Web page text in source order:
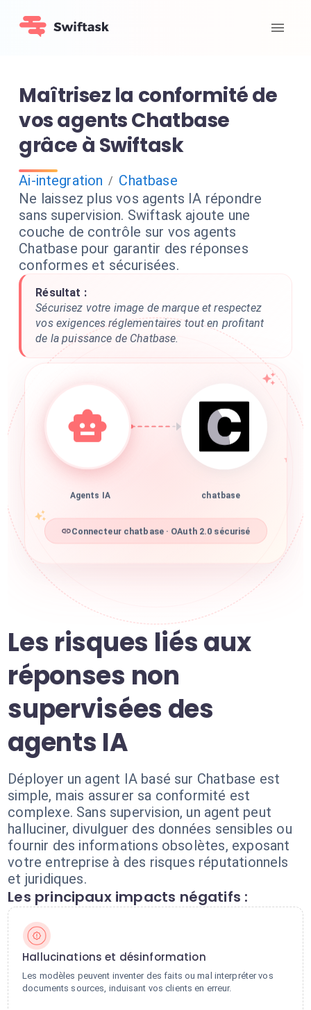
Maîtrisez la conformité de
vos agents Chatbase
grâce à Swiftask
Ai-integration / Chatbase
Ne laissez plus vos agents IA répondre
sans supervision. Swiftask ajoute une
couche de contrôle sur vos agents
Chatbase pour garantir des réponses
conformes et sécurisées.
Résultat :
Sécurisez votre image de marque et respectez
vos exigences réglementaires tout en profitant
de la puissance de Chatbase.
Agents IA chatbase
Connecteur chatbase · OAuth 2.0 sécurisé
Les risques liés aux
réponses non
supervisées des
agents IA
Déployer un agent IA basé sur Chatbase est
simple, mais assurer sa conformité est
complexe. Sans supervision, un agent peut
halluciner, divulguer des données sensibles ou
fournir des informations obsolètes, exposant
votre entreprise à des risques réputationnels
et juridiques.
Les principaux impacts négatifs :
Hallucinations et désinformation
Les modèles peuvent inventer des faits ou mal interpréter vos
documents sources, induisant vos clients en erreur.